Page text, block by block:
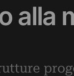
alla